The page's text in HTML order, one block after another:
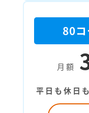
80コ
月額
平日も休日